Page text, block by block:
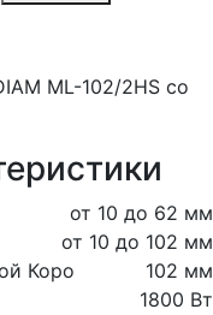
от 10 до 62 мм
от 10 до 102 мм
Коро
102 мм
1800 Вт